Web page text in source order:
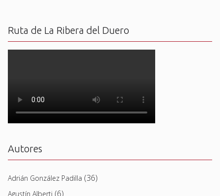
Ruta de La Ribera del Duero
Autores
Adrián González Padilla (36)
Agustín Alberti (6)